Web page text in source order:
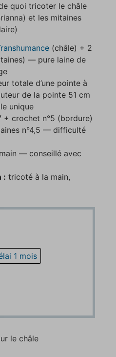
quoi tricoter le châle
et les mitaines
(châle) + 2
— pure laine de
totale d’une pointe à
de la pointe 51 cm
unique
+ crochet n°5 (bordure)
n°4,5 — difficulté
— conseillé avec
: tricoté à la main,
1 mois
le châle